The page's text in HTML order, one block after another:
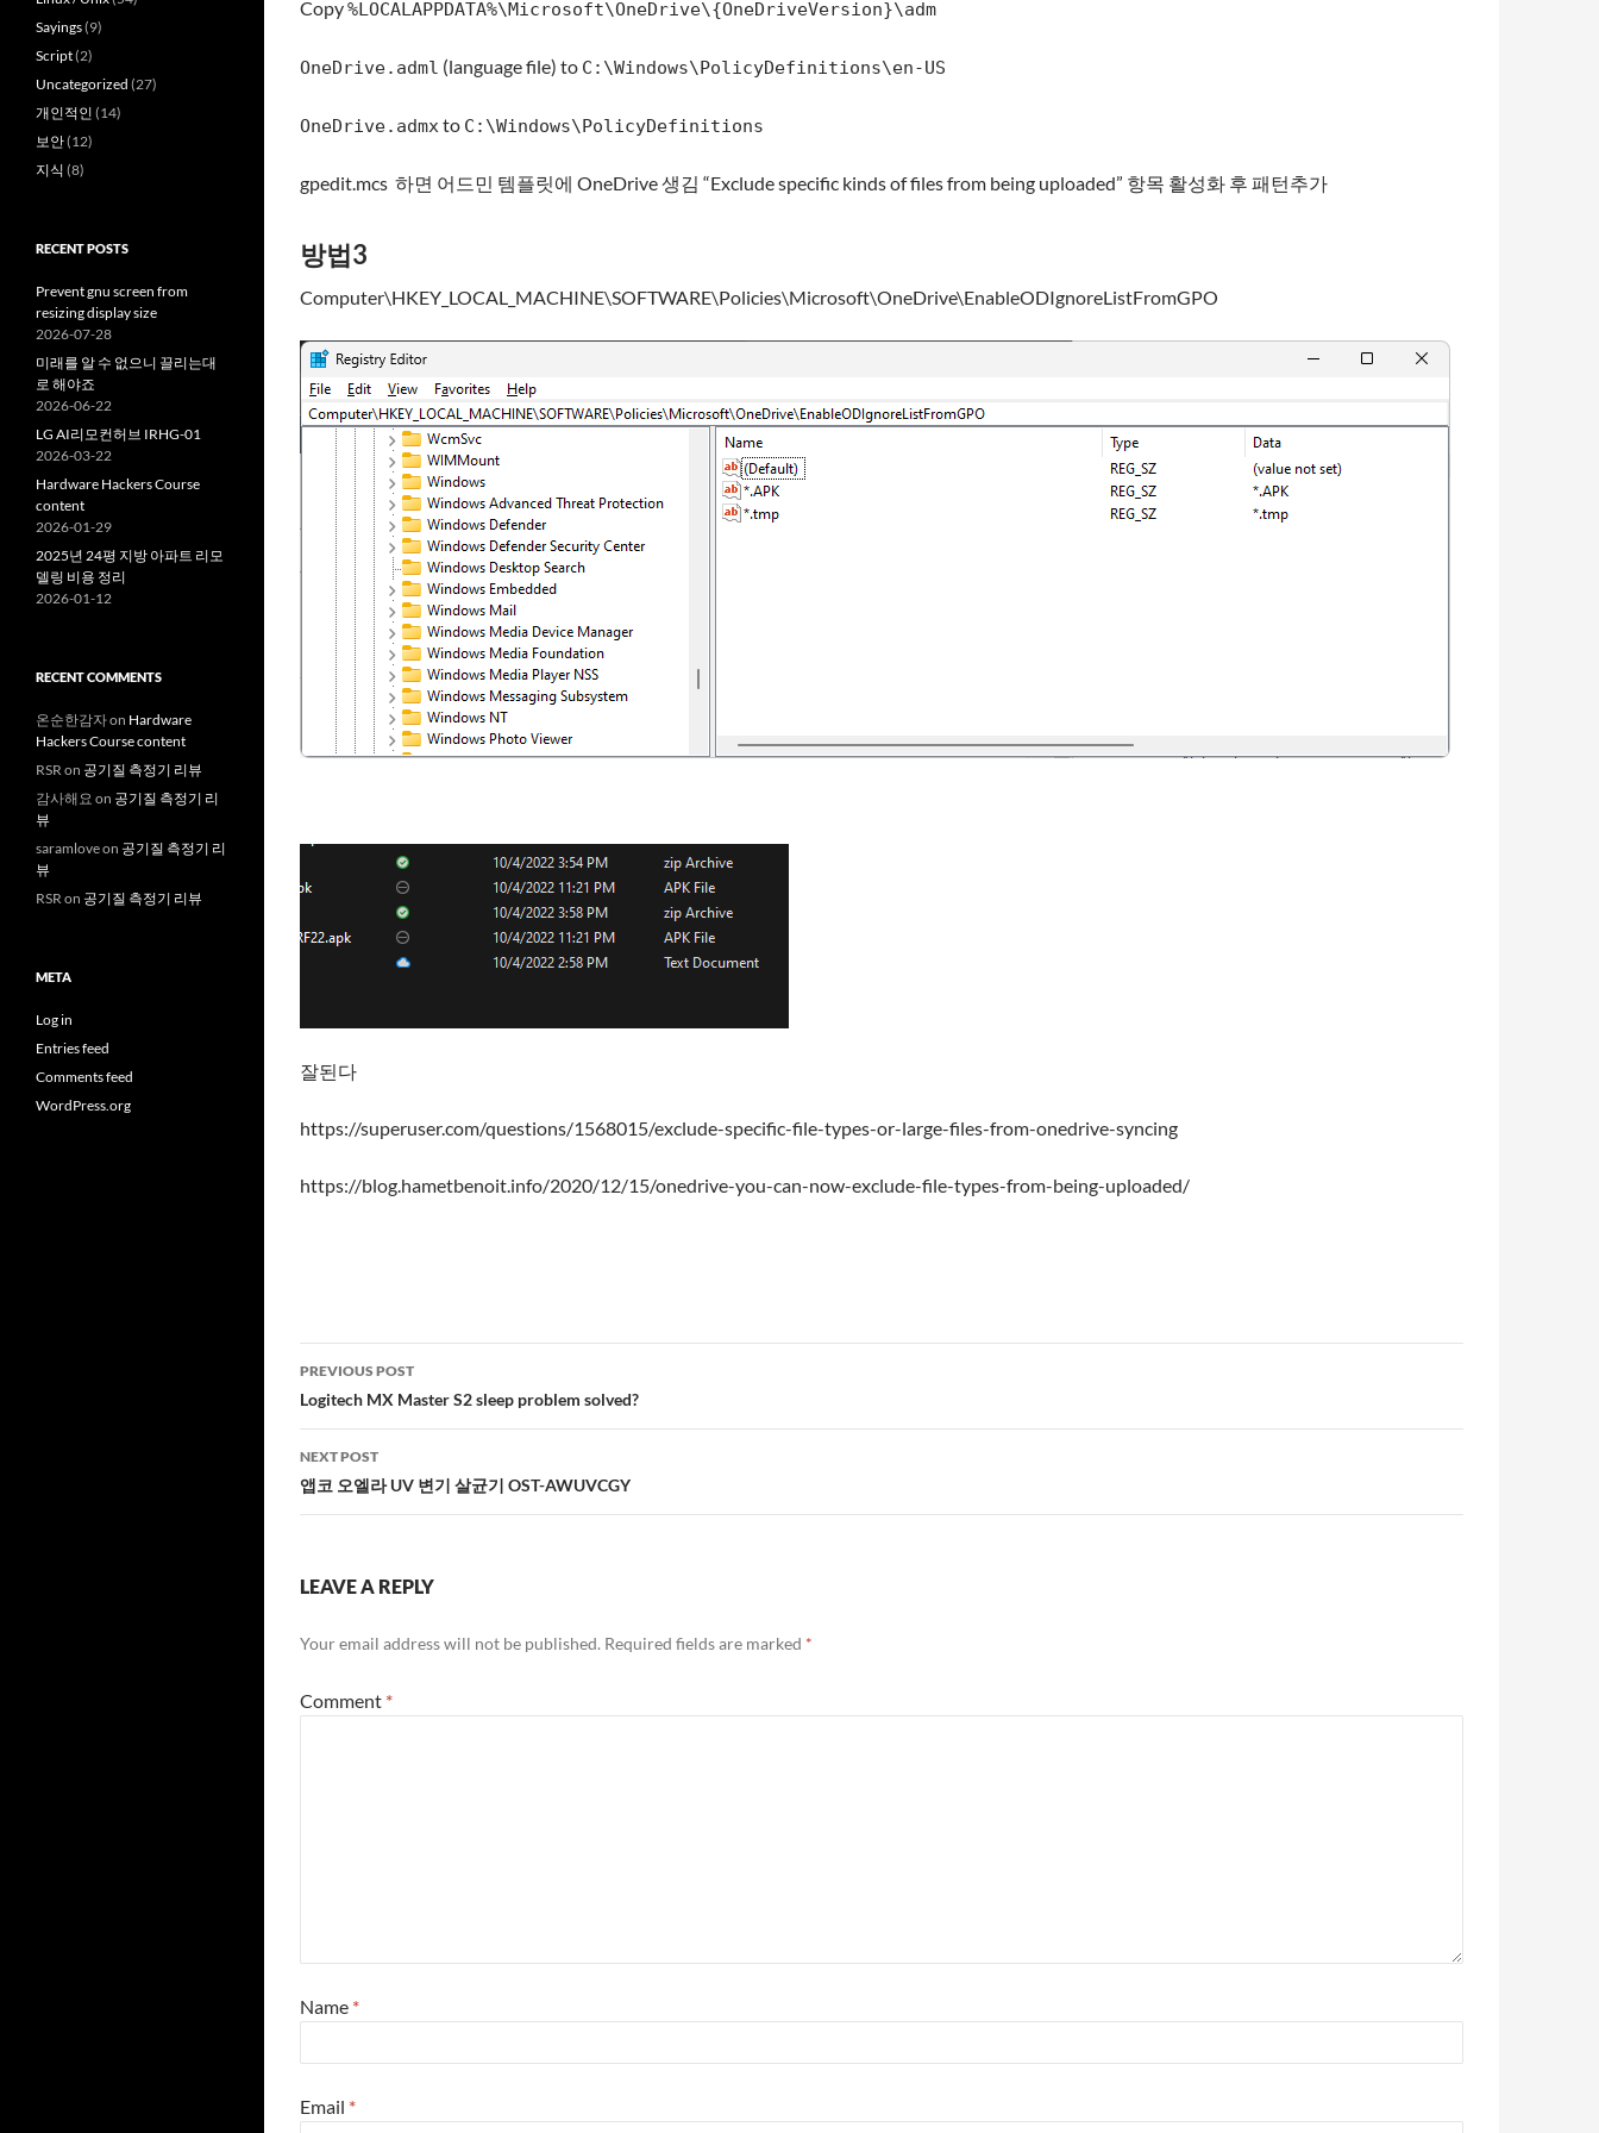
Copy%LOCALAPPDATA%\Microsoft\OneDrive\{OneDriveVersion}\adm
OneDrive.adml (language file) to C:\Windows\PolicyDefinitions\en-US
OneDrive.admxto C:\Windows\PolicyDefinitions
gpedit.mcs 하면 어드민 템플릿에 OneDrive 생김 “Exclude specific kinds of files from being uploaded” 항목 활성화 후 패턴추가
방법3
Computer\HKEY_LOCAL_MACHINE\SOFTWARE\Policies\Microsoft\OneDrive\EnableODIgnoreListFromGPO
잘된다
https://superuser.com/questions/1568015/exclude-specific-file-types-or-large-files-from-onedrive-syncing
https://blog.hametbenoit.info/2020/12/15/onedrive-you-can-now-exclude-file-types-from-being-uploaded/
Post
navigation
PREVIOUS POST
Logitech MX Master S2 sleep problem solved?
NEXT POST
앱코 오엘라 UV 변기 살균기 OST-AWUVCGY
LEAVE A REPLY
Your email address will not be published. Required fields are marked *
Comment *
Name *
Email *
Sayings(9)
Script(2)
Uncategorized (27)
개인적인 (14)
보안(12)
지식 (8)
RECENT POSTS
Prevent gnu screen from
resizing display size
2026-07-28
미래를 알 수 없으니 끌리는대
로 해야죠
2026-06-22
LG AI리모컨허브 IRHG-01
2026-03-22
Hardware Hackers Course
content
2026-01-29
2025년 24평 지방 아파트 리모
델링 비용 정리
2026-01-12
RECENT COMMENTS
온순한감자on Hardware
Hackers Course content
RSRon 공기질 측정기 리뷰
감사해요 on 공기질 측정기 리
뷰
saramloveon 공기질 측정기 리
뷰
RSRon 공기질 측정기 리뷰
META
Log in
Entries feed
Comments feed
WordPress.org